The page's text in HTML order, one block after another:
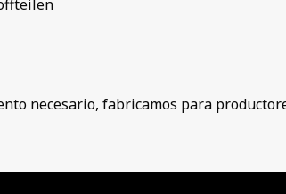
necesario, fabricamos para